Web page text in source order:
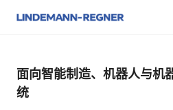
面向智能制造、机器人与机
统